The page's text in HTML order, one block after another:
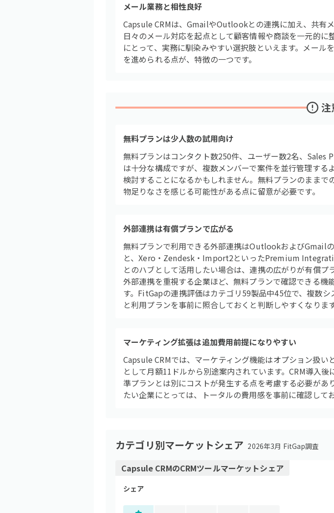
メール業務と相性良好
Capsule CRMは、GmailやOutlookとの連携に加え、共有
日々のメール対応を起点として顧客情報や商談を一元的
にとって、実務に馴染みやすい選択肢といえます。メール
を進められる点が、特徴の一つです。
注
無料プランは少人数の試用向け
無料プランはコンタクト数250件、ユーザー数2名、Sales
は十分な構成ですが、複数メンバーで案件を並行管理す
検討することになるかもしれません。無料プランのまま
物足りなさを感じる可能性がある点に留意が必要です。
外部連携は有償プランで広がる
無料プランで利用できる外部連携はOutlookおよびGmail
と、Xero・Zendesk・Import2といったPremium
とのハブとして活用したい場合は、連携の広がりが有償プ
外部連携を重視する企業ほど、無料プランで確認できる
す。FitGapの連携評価はカテゴリ59製品中45位で、複数
と利用プランを事前に照合しておくと判断しやすくなります
マーケティング拡張は追加費用前提になりやすい
Capsule CRMでは、マーケティング機能はオプション扱
として月額11ドルから別途案内されています。CRM導入
準プランとは別にコストが発生する点を考慮する必要が
たい企業にとっては、トータルの費用感を事前に確認して
カテゴリ別マーケットシェア 2026年3月 FitGap調査
Capsule CRMのCRMツールマーケットシェア
シェア